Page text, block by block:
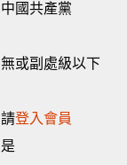
中國共產黨
無或副處級以下
請登入會員
是